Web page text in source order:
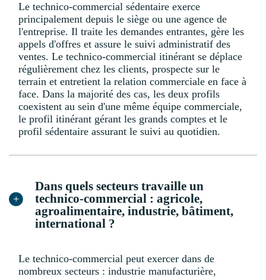
Le technico-commercial sédentaire exerce
principalement depuis le siège ou une agence de
l'entreprise. Il traite les demandes entrantes, gère les
appels d'offres et assure le suivi administratif des
ventes. Le technico-commercial itinérant se déplace
régulièrement chez les clients, prospecte sur le
terrain et entretient la relation commerciale en face à
face. Dans la majorité des cas, les deux profils
coexistent au sein d'une même équipe commerciale,
le profil itinérant gérant les grands comptes et le
profil sédentaire assurant le suivi au quotidien.
Dans quels secteurs travaille un
technico-commercial : agricole,
agroalimentaire, industrie, bâtiment,
international ?
Le technico-commercial peut exercer dans de
nombreux secteurs : industrie manufacturière,